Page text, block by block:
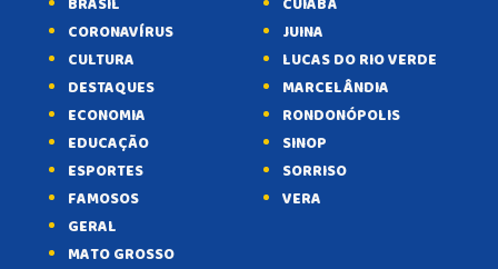
CORONAVÍRUS
CULTURA
DESTAQUES
ECONOMIA
EDUCAÇÃO
ESPORTES
FAMOSOS
GERAL
MATO GROSSO
JUINA
LUCAS DO RIO VERDE
MARCELÂNDIA
RONDONÓPOLIS
SINOP
SORRISO
VERA